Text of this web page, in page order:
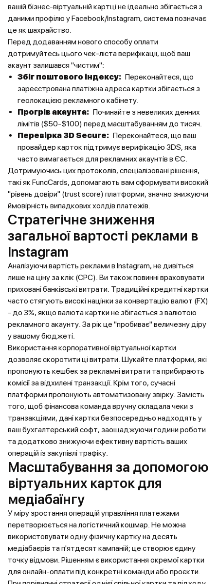
вашій бізнес-віртуальній картці не ідеально збігається з
даними профілю у Facebook/Instagram, система позначає
це як шахрайство.
Перед додаванням нового способу оплати
дотримуйтесь цього чек-ліста верифікації, щоб ваш
акаунт залишався "чистим":
Збіг поштового індексу: Переконайтеся, що
зареєстрована платіжна адреса картки збігається з
геолокацією рекламного кабінету.
Прогрів акаунта: Починайте з невеликих денних
лімітів ($50-$100) перед масштабуванням до тисяч.
Перевірка 3D Secure: Переконайтеся, що ваш
провайдер карток підтримує верифікацію 3DS, яка
часто вимагається для рекламних акаунтів в ЄС.
Дотримуючись цих протоколів, спеціалізовані рішення,
такі як FuncCards, допомагають вам сформувати високий
"рівень довіри" (trust score) платформи, значно знижуючи
ймовірність випадкових холдів платежів.
Стратегічне зниження
загальної вартості реклами в
Instagram
Аналізуючи вартість реклами в Instagram, не дивіться
лише на ціну за клік (CPC). Ви також повинні враховувати
приховані банківські витрати. Традиційні кредитні картки
часто стягують високі націнки за конвертацію валют (FX)
- до 3%, якщо валюта картки не збігається з валютою
рекламного акаунту. За рік це "пробиває" величезну діру
у вашому бюджеті.
Використання корпоративної віртуальної картки
дозволяє скоротити ці витрати. Шукайте платформи, які
пропонують кешбек за рекламні витрати та прибирають
комісії за відхилені транзакції. Крім того, сучасні
платформи пропонують автоматизовану звірку. Замість
того, щоб фінансова команда вручну складала чеки з
транзакціями, дані картки безпосередньо надходять у
ваш бухгалтерський софт, заощаджуючи години роботи
та додатково знижуючи ефективну вартість ваших
операцій із закупівлі трафіку.
Масштабування за допомогою
віртуальних карток для
медіабаїнгу
У міру зростання операцій управління платежами
перетворюється на логістичний кошмар. Не можна
використовувати одну фізичну картку на десять
медіабаєрів та п'ятдесят кампаній; це створює єдину
точку відмови. Рішенням є використання окремої картки
для онлайн-оплати під конкретні команди або проєкти.